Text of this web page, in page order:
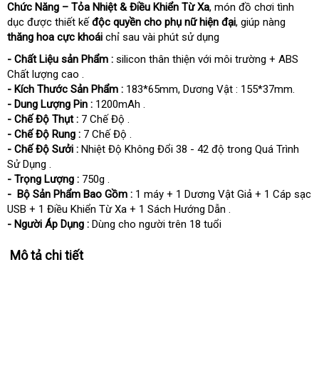
Chức Năng – Tỏa Nhiệt & Điều Khiển Từ Xa, món đồ chơi tình
dục được thiết kếđộc quyền cho phụ nữ hiện đại, giúp nàng
thăng hoa cực khoái chỉ sau vài phút sử dụng
- Chất Liệu sản Phẩm : silicon thân thiện với môi trường + ABS
Chất lượng cao .
- Kích Thước Sản Phẩm : 183*65mm, Dương Vật : 155*37mm.
- Dung Lượng Pin : 1200mAh .
- Chế Độ Thụt : 7 Chế Độ .
- Chế Độ Rung : 7 Chế Độ .
- Chế Độ Sưởi : Nhiệt Độ Không Đổi 38 - 42 độ trong Quá Trình
Sử Dụng .
- Trọng Lượng : 750g .
- Bộ Sản Phẩm Bao Gồm : 1 máy + 1 Dương Vật Giả + 1 Cáp sạc
USB + 1 Điều Khiển Từ Xa + 1 Sách Hướng Dẫn .
- Người Áp Dụng : Dùng cho người trên 18 tuổi
Mô tả chi tiết